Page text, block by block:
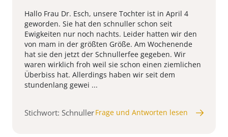
Hallo Frau Dr. Esch, unsere Tochter ist in April 4
geworden. Sie hat den schnuller schon seit
Ewigkeiten nur noch nachts. Leider hatten wir den
von mam in der größten Größe. Am Wochenende
hat sie den jetzt der Schnullerfee gegeben. Wir
waren wirklich froh weil sie schon einen ziemlichen
Überbiss hat. Allerdings haben wir seit dem
stundenlang gewei ...
Stichwort: SchnullerFrage und Antworten lesen